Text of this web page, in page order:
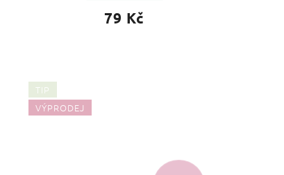
79 Kč
TIP
VÝPRODEJ